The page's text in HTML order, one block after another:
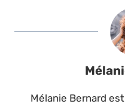
Mélanie Bernard